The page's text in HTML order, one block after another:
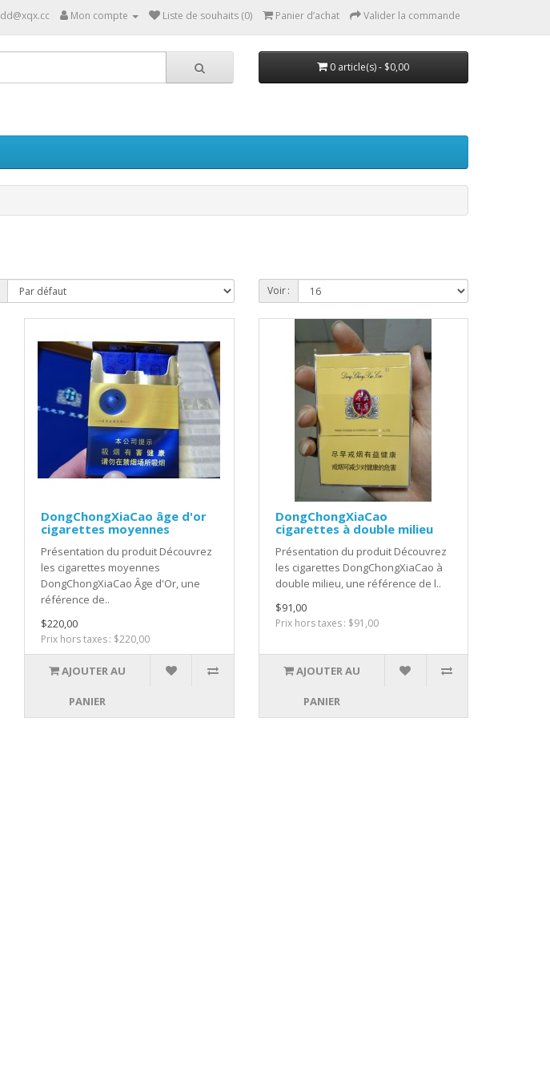
dd@xqx.cc Mon compte Liste de souhaits (0) Panier d’achat Valider la commande
0 article(s) - $0,00
Voir :
DongChongXiaCao âge d'or
cigarettes moyennes
Présentation du produit Découvrez
les cigarettes moyennes
DongChongXiaCao Âge d'Or, une
référence de..
$220,00
Prix hors taxes : $220,00
AJOUTER AU
PANIER
DongChongXiaCao
cigarettes à double milieu
Présentation du produit Découvrez
les cigarettes DongChongXiaCao à
double milieu, une référence de l..
$91,00
Prix hors taxes : $91,00
AJOUTER AU
PANIER